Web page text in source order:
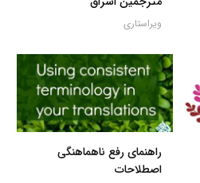
ویراستاری
راهنمای رفع ناهماهنگی
اصطلاحات